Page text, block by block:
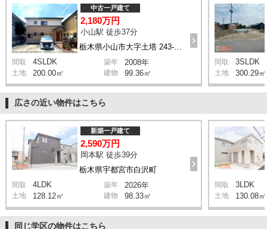
中古一戸建て
2,180万円
小山駅 徒歩37分
間取 4SLDK 築年 2008年
土地 200.00㎡ 建物 99.36㎡
間取 3SLDK
土地 300.29㎡
広さの近い物件はこちら
栃木県宇都宮市白沢町
新築一戸建て
2,590万円
岡本駅 徒歩39分
間取 4LDK 築年 2026年
土地 128.12㎡ 建物 98.33㎡
間取 3LDK
土地 130.08㎡
同じ学区の物件はこちら